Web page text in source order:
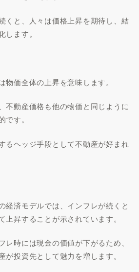
くと、人々は価格上昇を期待し、結
します。
物価全体の上昇を意味します。
不動産価格も他の物価と同じように
です。
るヘッジ手段として不動産が好まれ
済モデルでは、インフレが続くと
上昇することが示されています。
時には現金の価値が下がるため、
が投資先として魅力を増します。